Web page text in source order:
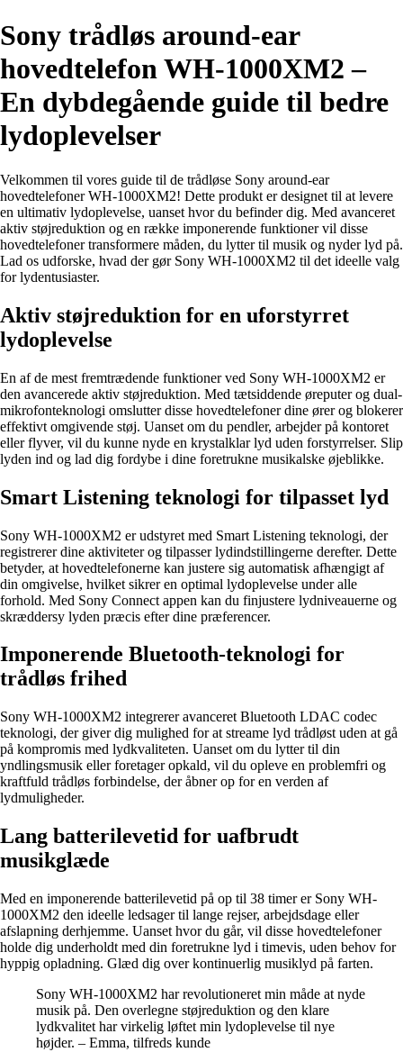
Sony trådløs around-ear
hovedtelefon WH-1000XM2 –
En dybdegående guide til bedre
lydoplevelser
Velkommen til vores guide til de trådløse Sony around-ear
hovedtelefoner WH-1000XM2! Dette produkt er designet til at levere
en ultimativ lydoplevelse, uanset hvor du befinder dig. Med avanceret
aktiv støjreduktion og en række imponerende funktioner vil disse
hovedtelefoner transformere måden, du lytter til musik og nyder lyd på.
Lad os udforske, hvad der gør Sony WH-1000XM2 til det ideelle valg
for lydentusiaster.
Aktiv støjreduktion for en uforstyrret
lydoplevelse
En af de mest fremtrædende funktioner ved Sony WH-1000XM2 er
den avancerede aktiv støjreduktion. Med tætsiddende øreputer og dual-
mikrofonteknologi omslutter disse hovedtelefoner dine ører og blokerer
effektivt omgivende støj. Uanset om du pendler, arbejder på kontoret
eller flyver, vil du kunne nyde en krystalklar lyd uden forstyrrelser. Slip
lyden ind og lad dig fordybe i dine foretrukne musikalske øjeblikke.
Smart Listening teknologi for tilpasset lyd
Sony WH-1000XM2 er udstyret med Smart Listening teknologi, der
registrerer dine aktiviteter og tilpasser lydindstillingerne derefter. Dette
betyder, at hovedtelefonerne kan justere sig automatisk afhængigt af
din omgivelse, hvilket sikrer en optimal lydoplevelse under alle
forhold. Med Sony Connect appen kan du finjustere lydniveauerne og
skræddersy lyden præcis efter dine præferencer.
Imponerende Bluetooth-teknologi for
trådløs frihed
Sony WH-1000XM2 integrerer avanceret Bluetooth LDAC codec
teknologi, der giver dig mulighed for at streame lyd trådløst uden at gå
på kompromis med lydkvaliteten. Uanset om du lytter til din
yndlingsmusik eller foretager opkald, vil du opleve en problemfri og
kraftfuld trådløs forbindelse, der åbner op for en verden af
lydmuligheder.
Lang batterilevetid for uafbrudt
musikglæde
Med en imponerende batterilevetid på op til 38 timer er Sony WH-
1000XM2 den ideelle ledsager til lange rejser, arbejdsdage eller
afslapning derhjemme. Uanset hvor du går, vil disse hovedtelefoner
holde dig underholdt med din foretrukne lyd i timevis, uden behov for
hyppig opladning. Glæd dig over kontinuerlig musiklyd på farten.
Sony WH-1000XM2 har revolutioneret min måde at nyde
musik på. Den overlegne støjreduktion og den klare
lydkvalitet har virkelig løftet min lydoplevelse til nye
højder. – Emma, tilfreds kunde